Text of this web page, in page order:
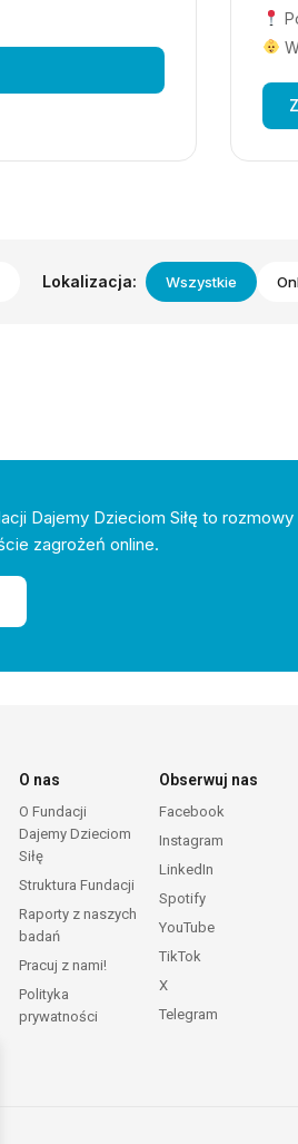
Lokalizacja: Wszystkie
Dajemy Dzieciom Siłę to
zagrożeń online.
O nas
O Fundacji
Dajemy Dzieciom
Siłę
Struktura Fundacji
Raporty z naszych
badań
Pracuj z nami!
Polityka
prywatności
Obserwuj nas
Facebook
Instagram
LinkedIn
Spotify
YouTube
TikTok
X
Telegram